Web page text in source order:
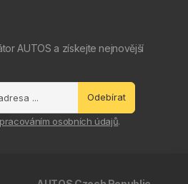
AUTOS a získejte nejnovější
Odebírat
osobních údajů.